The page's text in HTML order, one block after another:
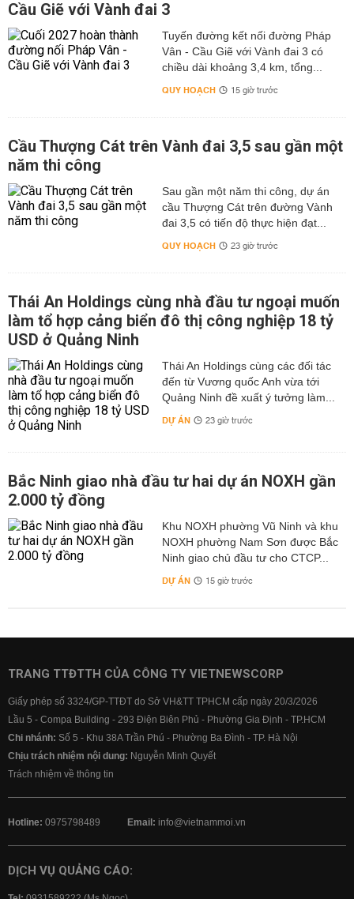
Cầu Giẽ với Vành đai 3
Tuyến đường kết nối đường Pháp
Vân - Cầu Giẽ với Vành đai 3 có
chiều dài khoảng 3,4 km, tổng...
QUY HOẠCH 15 giờ trước
Cầu Thượng Cát trên Vành đai 3,5 sau gần một
năm thi công
Sau gần một năm thi công, dự án
cầu Thượng Cát trên đường Vành
đai 3,5 có tiến độ thực hiện đạt...
QUY HOẠCH 23 giờ trước
Thái An Holdings cùng nhà đầu tư ngoại muốn
làm tổ hợp cảng biển đô thị công nghiệp 18 tỷ
USD ở Quảng Ninh
Thái An Holdings cùng các đối tác
đến từ Vương quốc Anh vừa tới
Quảng Ninh đề xuất ý tưởng làm...
DỰ ÁN 23 giờ trước
Bắc Ninh giao nhà đầu tư hai dự án NOXH gần
2.000 tỷ đồng
Khu NOXH phường Vũ Ninh và khu
NOXH phường Nam Sơn được Bắc
Ninh giao chủ đầu tư cho CTCP...
DỰ ÁN 15 giờ trước
TRANG TTĐTTH CỦA CÔNG TY VIETNEWSCORP
Giấy phép số 3324/GP-TTĐT do Sở VH&TT TPHCM cấp ngày 20/3/2026
Lầu 5 - Compa Building - 293 Điện Biên Phủ - Phường Gia Định - TP.HCM
Chi nhánh: Số 5 - Khu 38A Trần Phú - Phường Ba Đình - TP. Hà Nội
Chịu trách nhiệm nội dung: Nguyễn Minh Quyết
Trách nhiệm về thông tin
Hotline: 0975798489 Email: info@vietnammoi.vn
DỊCH VỤ QUẢNG CÁO: